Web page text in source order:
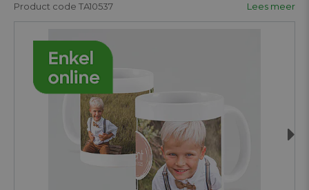
Product code TA10537 Lees meer